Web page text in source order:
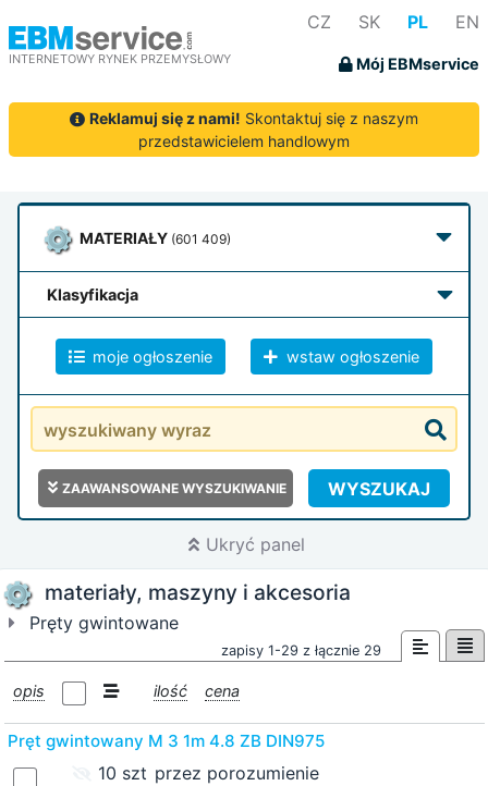
INTERNETOWY RYNEK PRZEMYSŁOWY
CZ SK PL EN
Mój EBMservice
Reklamuj się z nami! Skontaktuj się z naszym
przedstawicielem handlowym
MATERIAŁY (601 409)
klasyfikacja
moje ogłoszenie wstaw ogłoszenie
ZAAWANSOWANE WYSZUKIWANIE WYSZUKAJ
Ukryć panel
materiały, maszyny i akcesoria
Pręty gwintowane
zapisy 1-29 z łącznie 29
opis ilość cena
Pręt gwintowany M 3 1m 4.8 ZB DIN975
10 szt przez porozumienie